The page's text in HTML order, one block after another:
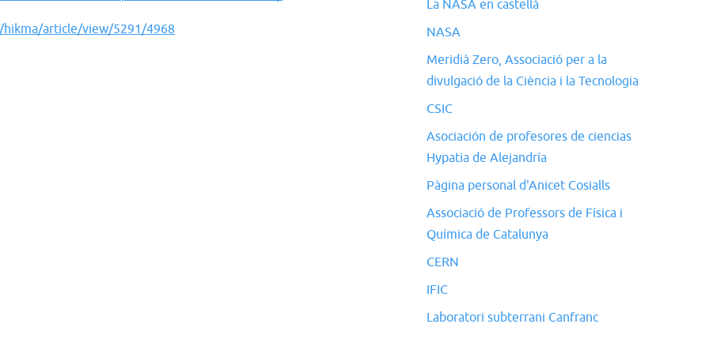
article/view/5291/4968
La NASA en castellà
NASA
Meridià Zero, Associació per a la
divulgació de la Ciència i la Tecnologia
CSIC
Asociación de profesores de ciencias
Hypatia de Alejandría
Pàgina personal d'Anicet Cosialls
Associació de Professors de Física i
Química de Catalunya
CERN
IFIC
Laboratori subterrani Canfranc